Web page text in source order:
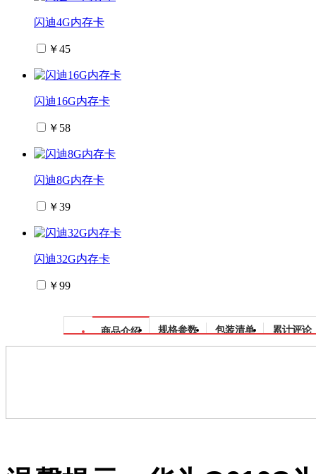
闪迪4G内存卡
￥45
闪迪16G内存卡
￥58
闪迪8G内存卡
￥39
闪迪32G内存卡
￥99
商品介绍 规格参数 包装清单 累计评论